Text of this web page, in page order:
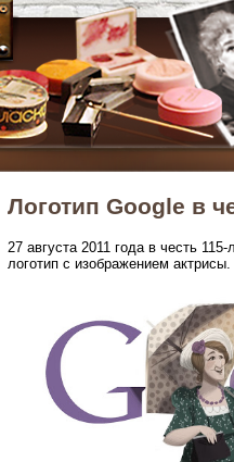
Логотип Google в
27 августа 2011 года в честь
логотип с изображением актрисы.